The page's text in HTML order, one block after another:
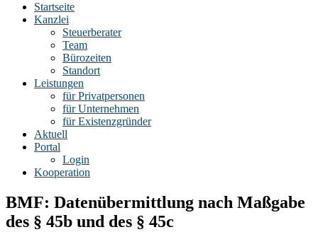
Stephan
Steuerberater
Essen
Startseite
Kanzlei
Steuerberater
Team
Bürozeiten
Standort
Leistungen
für Privatpersonen
für Unternehmen
für Existenzgründer
Aktuell
Portal
Login
Kooperation
BMF: Datenübermittlung nach Maßgabe
des § 45b und des § 45c